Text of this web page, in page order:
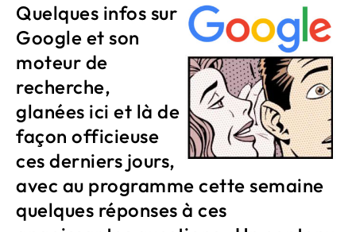
Quelques infos sur
Google et son
moteur de
recherche,
glanées ici et là de
façon officieuse
ces derniers jours,
avec au programme cette semaine
quelques réponses à ces